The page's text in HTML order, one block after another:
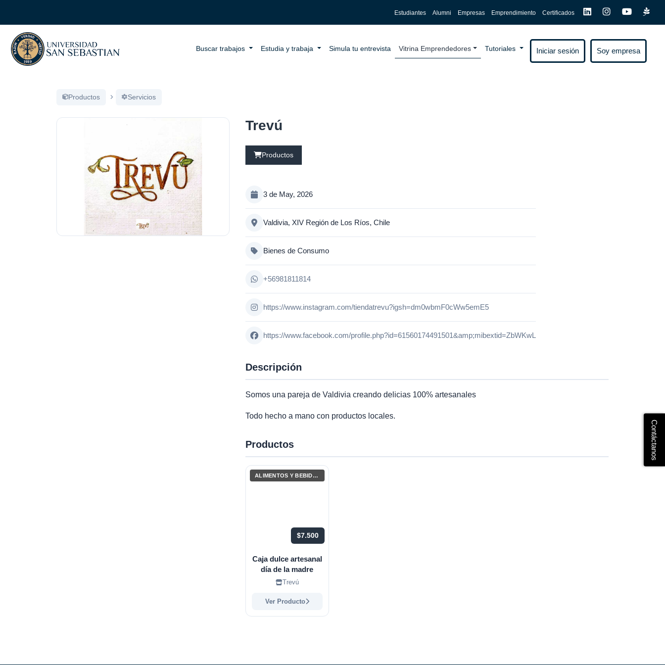
Estudiantes Alumni Empresas Emprendimiento Certificados
Buscar trabajos Estudia y trabaja Simula tu entrevista Vitrina Emprendedores Tutoriales Iniciar sesión Soy empresa
Productos Servicios
Trevú
Productos
3 de May, 2026
Valdivia, XIV Región de Los Ríos, Chile
Bienes de Consumo
+56981811814
https://www.instagram.com/tiendatrevu?igsh=dm0wbmF0cWw5emE5
https://www.facebook.com/profile.php?id=61560174491501&amp;mibextid=ZbWKwL
Descripción
Somos una pareja de Valdivia creando delicias 100% artesanales
Todo hecho a mano con productos locales.
Productos
ALIMENTOS Y BEBIDAS
$7.500
Caja dulce artesanal
día de la madre
Trevú
Ver Producto
Contáctanos